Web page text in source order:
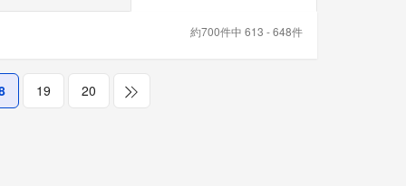
約700件中 613 - 648件
19 20